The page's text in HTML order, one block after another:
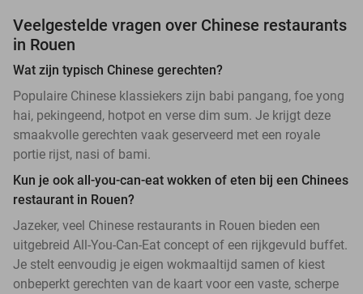
Veelgestelde vragen over Chinese restaurants
in Rouen
Wat zijn typisch Chinese gerechten?
Populaire Chinese klassiekers zijn babi pangang, foe yong
hai, pekingeend, hotpot en verse dim sum. Je krijgt deze
smaakvolle gerechten vaak geserveerd met een royale
portie rijst, nasi of bami.
Kun je ook all-you-can-eat wokken of eten bij een Chinees
restaurant in Rouen?
Jazeker, veel Chinese restaurants in Rouen bieden een
uitgebreid All-You-Can-Eat concept of een rijkgevuld buffet.
Je stelt eenvoudig je eigen wokmaaltijd samen of kiest
onbeperkt gerechten van de kaart voor een vaste, scherpe